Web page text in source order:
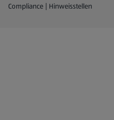
Compliance | Hinweisstellen